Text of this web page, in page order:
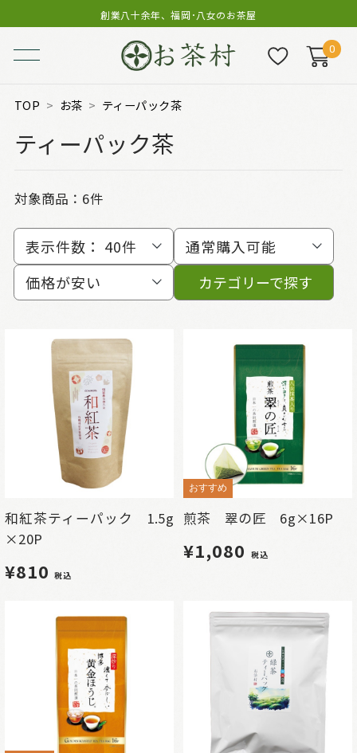
創業八十余年、福岡･八女のお茶屋
0
TOP お茶 ティーパック茶
ティーパック茶
対象商品： 6件
表示件数： 40件
通常購入可能
価格が安い
カテゴリーで探す
和紅茶ティーパック 1.5g
×20P
¥810税込
おすすめ
煎茶 翠の匠 6g×16P
¥1,080 税込